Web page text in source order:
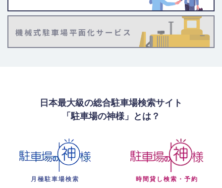
日本最大級の総合駐車場検索サイト
「駐車場の神様」とは？
月極駐車場検索 時間貸し検索・予約